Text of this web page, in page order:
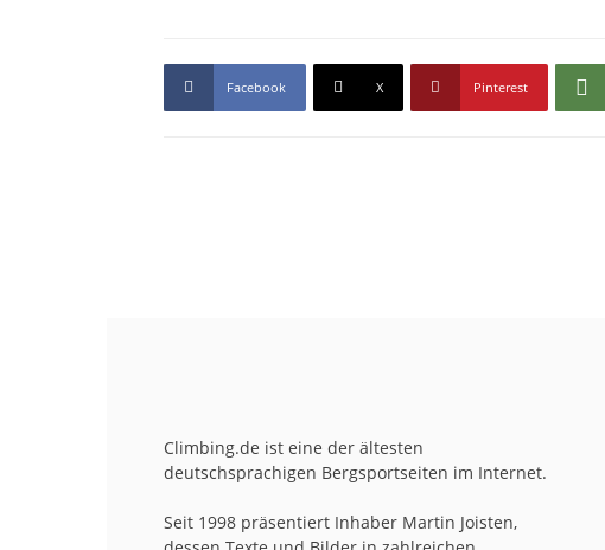
Facebook X Pinterest
Climbing.de ist eine der ältesten
deutschsprachigen Bergsportseiten im Internet.
Seit 1998 präsentiert Inhaber Martin Joisten,